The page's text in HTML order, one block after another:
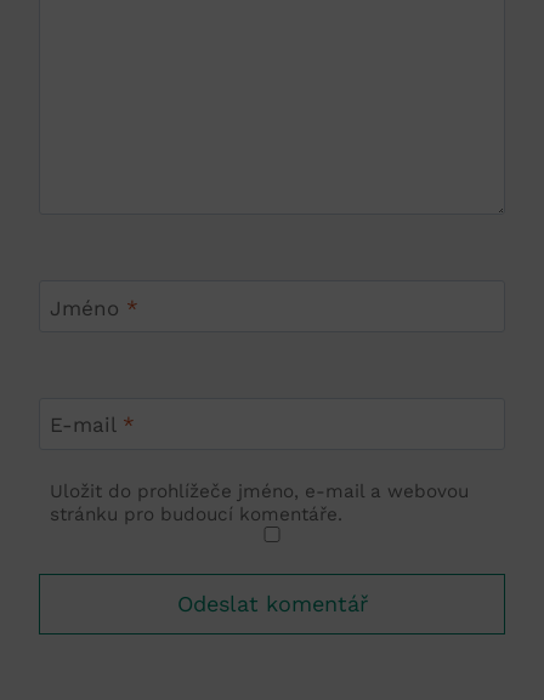
Jméno *
E-mail *
Uložit do prohlížeče jméno, e-mail a webovou
stránku pro budoucí komentáře.